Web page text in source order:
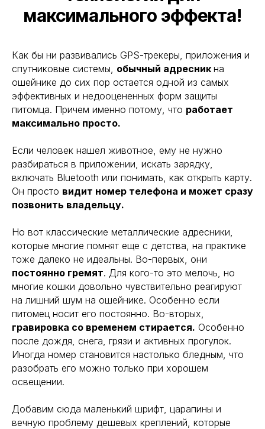
максимального эффекта!
Как бы ни развивались GPS-трекеры, приложения и
спутниковые системы, обычный адресник на
ошейнике до сих пор остается одной из самых
эффективных и недооцененных форм защиты
питомца. Причем именно потому, что работает
максимально просто.
Если человек нашел животное, ему не нужно
разбираться в приложении, искать зарядку,
включать Bluetooth или понимать, как открыть карту.
Он просто видит номер телефона и может сразу
позвонить владельцу.
Но вот классические металлические адресники,
которые многие помнят еще с детства, на практике
тоже далеко не идеальны. Во-первых, они
постоянно гремят. Для кого-то это мелочь, но
многие кошки довольно чувствительно реагируют
на лишний шум на ошейнике. Особенно если
питомец носит его постоянно. Во-вторых,
гравировка со временем стирается. Особенно
после дождя, снега, грязи и активных прогулок.
Иногда номер становится настолько бледным, что
разобрать его можно только при хорошем
освещении.
Добавим сюда маленький шрифт, царапины и
вечную проблему дешевых креплений, которые